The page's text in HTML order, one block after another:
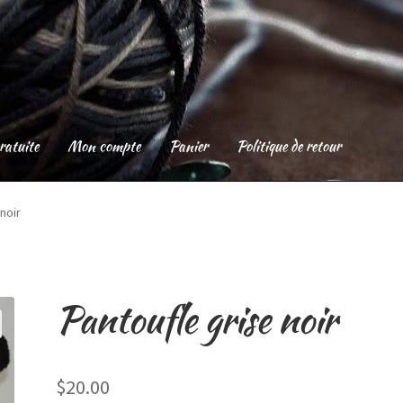
Mon compte Panier Politique de retour
Pantoufle grise noir
$20.00